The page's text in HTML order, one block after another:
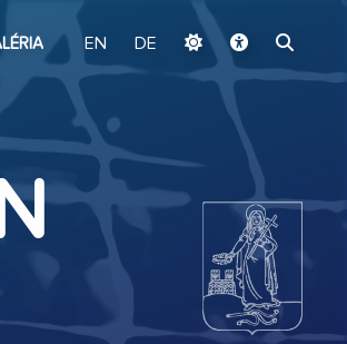
ugrás a fő tartalomhoz
EN DE